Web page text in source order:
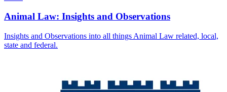
Animal Law: Insights and Observations
Insights and Observations into all things Animal Law related, local,
state and federal.